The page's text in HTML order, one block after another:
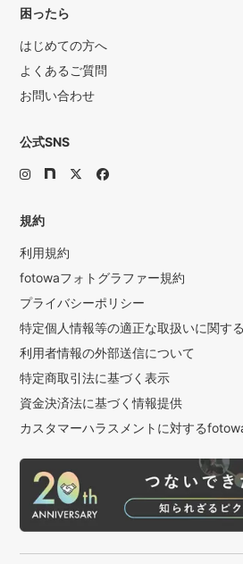
困ったら
はじめての方へ
よくあるご質問
お問い合わせ
公式SNS
規約
利用規約
fotowaフォトグラファー規約
プライバシーポリシー
特定個人情報等の適正な取扱いに関す
利用者情報の外部送信について
特定商取引法に基づく表示
資金決済法に基づく情報提供
カスタマーハラスメントに対する